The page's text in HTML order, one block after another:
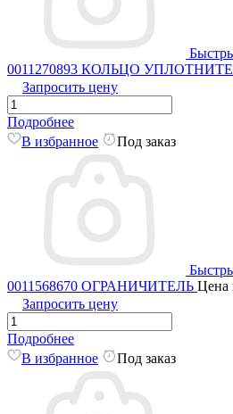
0011270893 КОЛЬЦО
Запросить цену
Подробнее
В избранное
Под заказ
0011568670 ОГРАНИЧИТЕЛЬ Цена
Запросить цену
Подробнее
В избранное
Под заказ